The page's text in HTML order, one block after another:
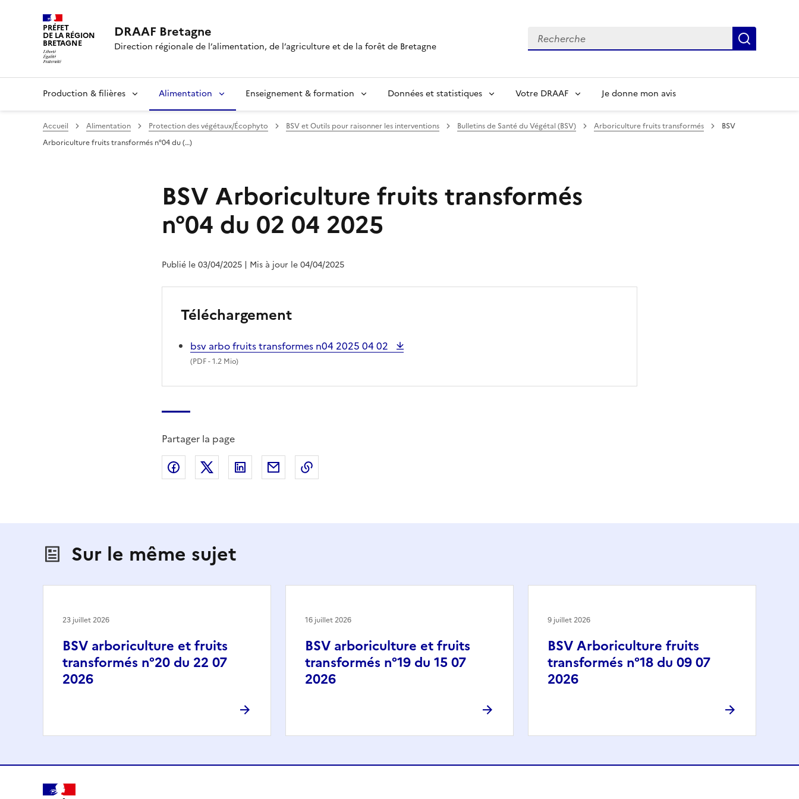
PRÉFET
DE LA RÉGION
BRETAGNE
DRAAF Bretagne
Direction régionale de l’alimentation, de l’agriculture et de la forêt de Bretagne
Recherche
Production & filières Alimentation Enseignement & formation Données et statistiques Votre DRAAF Je donne mon avis
Accueil Alimentation Protection des végétaux/Écophyto BSV et Outils pour raisonner les interventions Bulletins de Santé du Végétal (BSV) Arboriculture fruits transformés
BSV
Arboriculture fruits transformés n°04 du (…)
BSV Arboriculture fruits transformés
n°04 du 02 04 2025
Publié le 03/04/2025 | Mis à jour le 04/04/2025
Téléchargement
bsv arbo fruits transformes n04 2025 04 02
(PDF- 1.2 Mio)
Partager la page
Partager sur Facebook
Partager sur X (anciennement Twitter)
Partager sur LinkedIn
Partager par email
Sur le même sujet
BSV arboriculture et fruits
transformés n°20 du 22 07
2026
23 juillet 2026
BSV arboriculture et fruits
transformés n°19 du 15 07
2026
16 juillet 2026
BSV Arboriculture fruits
transformés n°18 du 09 07
2026
9 juillet 2026